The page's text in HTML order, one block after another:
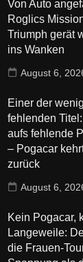
Von Auto
Roglics
Triumph gerät
ins Wanken
August 6,
Einer der
fehlenden
aufs fehlende
– Pogacar
zurück
August 6,
Kein Pogacar,
Langeweile:
die Frauen-